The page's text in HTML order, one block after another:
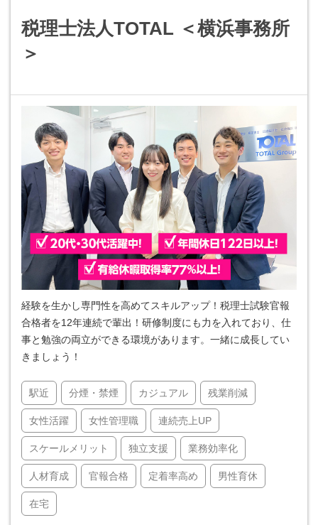
税理士法人TOTAL ＜横浜事務所
＞
経験を生かし専門性を高めてスキルアップ！税理士試験官報
合格者を12年連続で輩出！研修制度にも力を入れており、仕
事と勉強の両立ができる環境があります。一緒に成長してい
きましょう！
駅近 分煙・禁煙 カジュアル 残業削減
女性活躍 女性管理職 連続売上UP
スケールメリット 独立支援 業務効率化
人材育成 官報合格 定着率高め 男性育休
在宅